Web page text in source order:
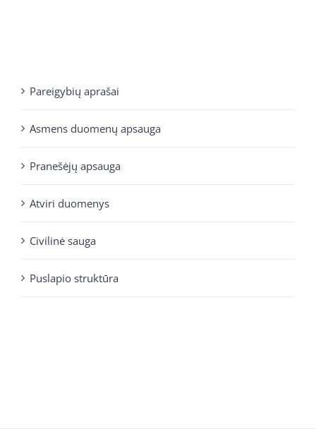
Pareigybių aprašai
Asmens duomenų apsauga
Pranešėjų apsauga
Atviri duomenys
Civilinė sauga
Puslapio struktūra